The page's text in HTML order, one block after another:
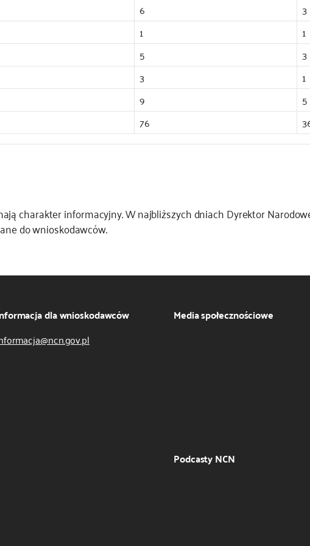
6 3
1 1
5 3
3 1
9 5
76
charakter informacyjny. W najbliższych dniach Dyrektor
do wnioskodawców.
dla wnioskodawców Media społecznościowe
Podcasty NCN